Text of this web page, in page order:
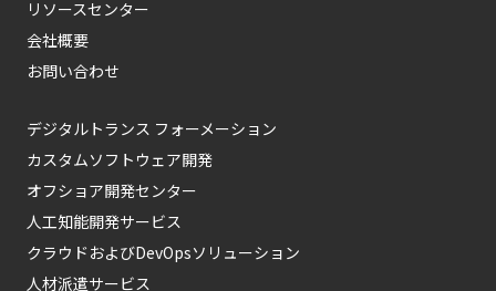
リソースセンター
会社概要
お問い合わせ
デジタルトランス フォーメーション
カスタムソフトウェア開発
オフショア開発センター
人工知能開発サービス
クラウドおよびDevOpsソリューション
人材派遣サービス